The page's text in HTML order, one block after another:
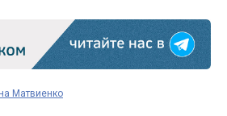
Матвиенко